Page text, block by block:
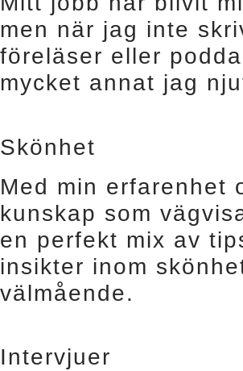
men när jag inte
föreläser eller
mycket annat jag
Skönhet
Med min erfarenhet
kunskap som
en perfekt mix av
insikter inom
välmående.
Intervjuer